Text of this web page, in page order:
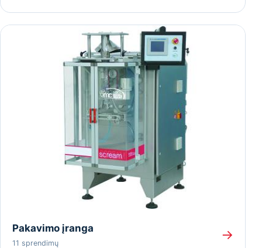
Pakavimo įranga
11 sprendimų
→